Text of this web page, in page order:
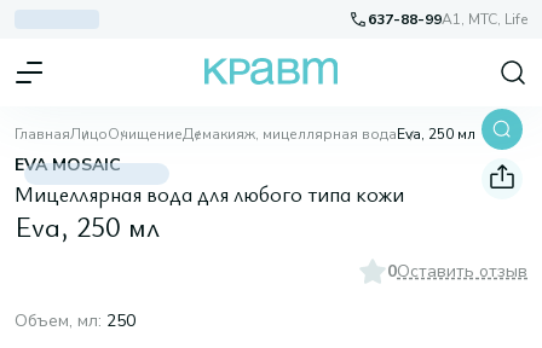
637-88-99A1, МТС, Life
ГлавнаяЛицоОчищениеДемакияж, мицеллярная водаEva, 250 мл
EVA MOSAIC
Мицеллярная вода для любого типа кожи
Eva, 250 мл
0Оставить отзыв
Объем, мл: 250